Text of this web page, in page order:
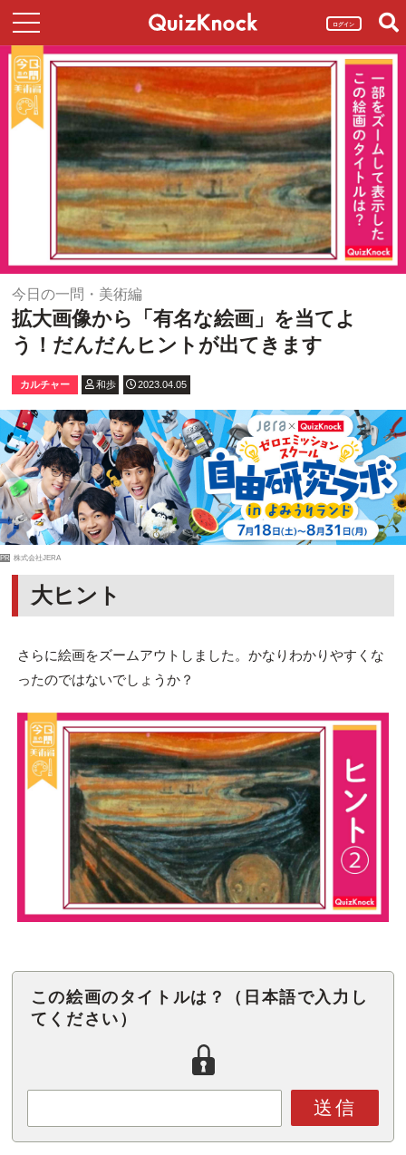
ログイン
今日の一問・美術編
拡大画像から「有名な絵画」を当てよ
う！だんだんヒントが出てきます
カルチャー 和歩 2023.04.05
PR 株式会社JERA
大ヒント
さらに絵画をズームアウトしました。かなりわかりやすくな
ったのではないでしょうか？
この絵画のタイトルは？（日本語で入力し
てください）
送信